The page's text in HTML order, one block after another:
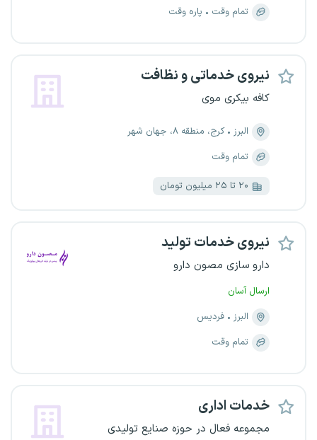
تمام وقت
پاره وقت
نیروی خدماتی و نظافت
کافه بیکری موی
البرز
کرج، منطقه ۸، جهان شهر
تمام وقت
۲۰ تا ۲۵ میلیون تومان
نیروی خدمات تولید
دارو سازی مصون دارو
ارسال آسان
البرز
فردیس
تمام وقت
خدمات اداری
مجموعه فعال در حوزه صنایع تولیدی